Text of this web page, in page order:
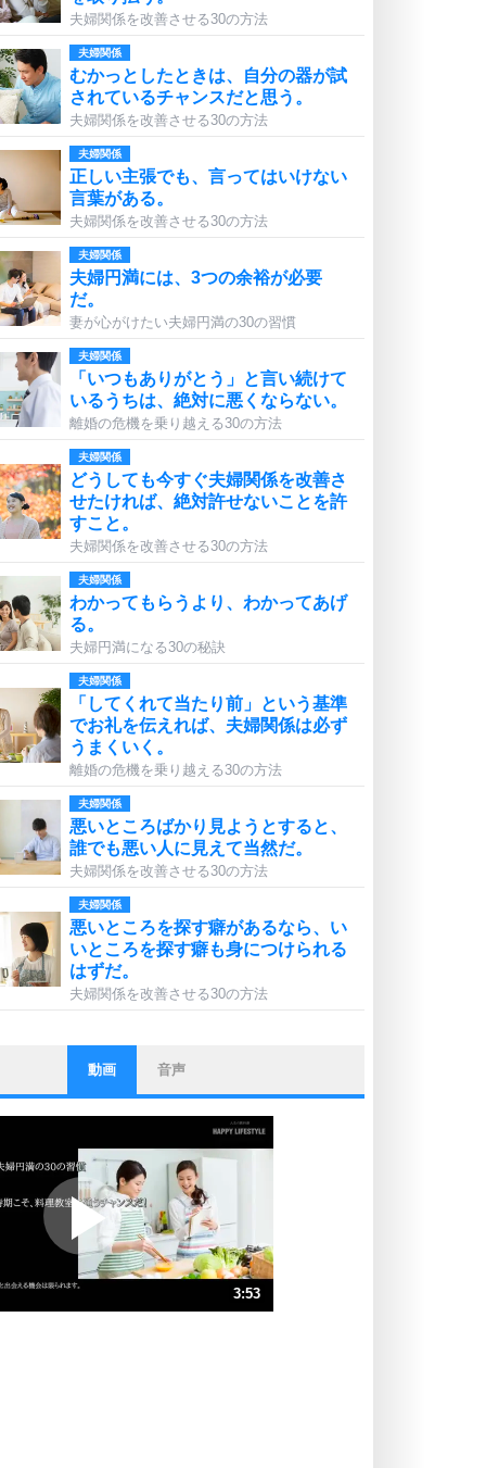
夫婦関係を改善させる30の方法
夫婦関係
むかっとしたときは、自分の器が試
されているチャンスだと思う。
夫婦関係を改善させる30の方法
夫婦関係
正しい主張でも、言ってはいけない
言葉がある。
夫婦関係を改善させる30の方法
夫婦関係
夫婦円満には、3つの余裕が必要
だ。
妻が心がけたい夫婦円満の30の習慣
夫婦関係
「いつもありがとう」と言い続けて
いるうちは、絶対に悪くならない。
離婚の危機を乗り越える30の方法
夫婦関係
どうしても今すぐ夫婦関係を改善さ
せたければ、絶対許せないことを許
すこと。
夫婦関係を改善させる30の方法
夫婦関係
わかってもらうより、わかってあげ
る。
夫婦円満になる30の秘訣
夫婦関係
「してくれて当たり前」という基準
でお礼を伝えれば、夫婦関係は必ず
うまくいく。
離婚の危機を乗り越える30の方法
夫婦関係
悪いところばかり見ようとすると、
誰でも悪い人に見えて当然だ。
夫婦関係を改善させる30の方法
夫婦関係
悪いところを探す癖があるなら、い
いところを探す癖も身につけられる
はずだ。
夫婦関係を改善させる30の方法
ストレス対策
他人と比べない。
いっそのこと、他人を見ない。
プラス思考
ポジティブになれない原因は、行動
しないから。
ポジティブ思考になる30の方法
ストレス対策
動画 音声
3:53